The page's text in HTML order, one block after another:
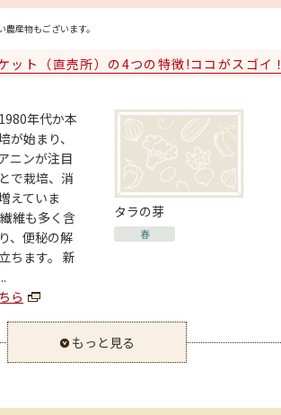
産物もございます。
ット（直売所）の4つの特徴!ココがスゴイ！
年代か本
が始まり、
ニンが注目
で栽培、消
えていま
維も多く含
、便秘の解
ちます。 新
ら
タラの芽
春
もっと見る